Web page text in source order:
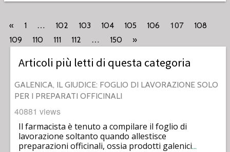
« 1 … 102 103 104 105 106 107
108
109
110 111 112 … 150 »
Articoli più letti di questa categoria
GALENICA, IL GIUDICE: FOGLIO DI LAVORAZIONE SOLO
PER I PREPARATI OFFICINALI
40881 views
Il farmacista è tenuto a compilare il foglio di
lavorazione soltanto quando allestisce
preparazioni officinali, ossia prodotti galenici…